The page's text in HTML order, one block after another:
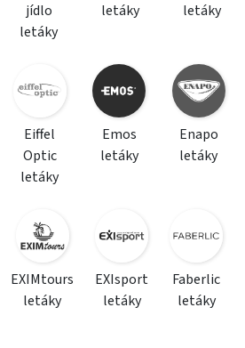
jídlo
letáky
letáky
letáky
Eiffel
Optic
letáky
Emos
letáky
Enapo
letáky
EXIMtours
letáky
EXIsport
letáky
Faberlic
letáky